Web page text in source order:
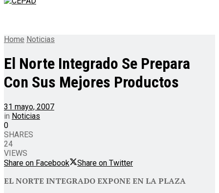
Home Noticias
El Norte Integrado Se Prepara
Con Sus Mejores Productos
31 mayo, 2007
in Noticias
0
SHARES
24
VIEWS
Share on Facebook
Share on Twitter
EL NORTE INTEGRADO EXPONE EN LA PLAZA